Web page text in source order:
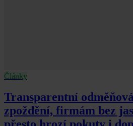
Články
Transparentní
zpoždění, firmám bez